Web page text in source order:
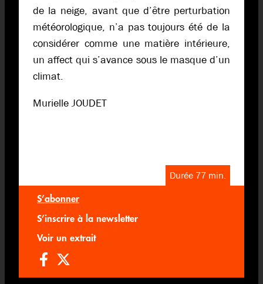
de la neige, avant que d’être perturbation
météorologique, n’a pas toujours été de la
considérer comme une matière intérieure,
un affect qui s’avance sous le masque d’un
climat.
Murielle JOUDET
Durée 77 min.
S’abonner
S’inscrire à la newsletter
Voir un extrait